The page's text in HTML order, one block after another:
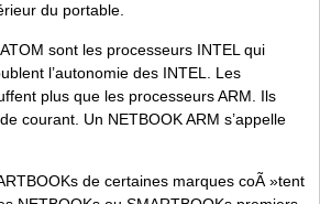
du portable.
sont les processeurs INTEL qui
l’autonomie des INTEL. Les
plus que les processeurs ARM. Ils
courant. Un NETBOOK ARM s’appelle
de certaines marques coÃ »tent